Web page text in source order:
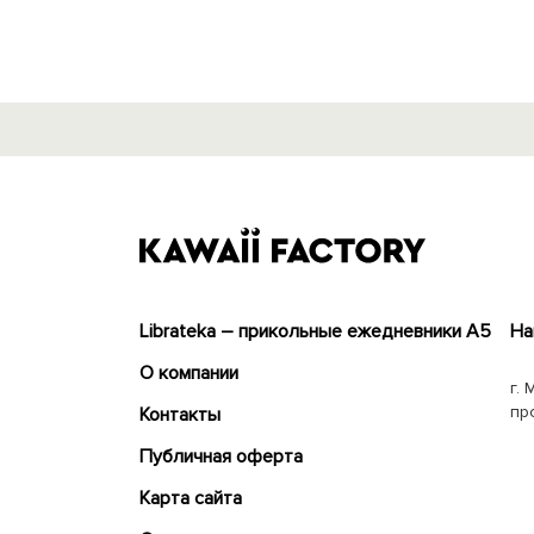
Librateka – прикольные ежедневники А5
О компании
Контакты
Публичная оферта
Карта сайта
г.